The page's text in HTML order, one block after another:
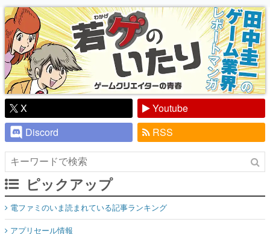
り】
X
Youtube
Discord
RSS
ピックアップ
電ファミのいま読まれている記事ランキング
アプリセール情報